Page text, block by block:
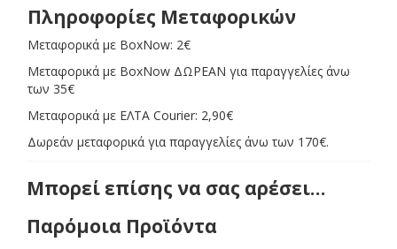
Πληροφορίες Μεταφορικών
Μεταφορικά με BoxNow: 2€
Μεταφορικά με BoxNow ΔΩΡΕΑΝ για παραγγελίες άνω
των 35€
Μεταφορικά με ΕΛΤΑ Courier: 2,90€
Δωρεάν μεταφορικά για παραγγελίες άνω των 170€.
Μπορεί επίσης να σας αρέσει…
Παρόμοια Προϊόντα